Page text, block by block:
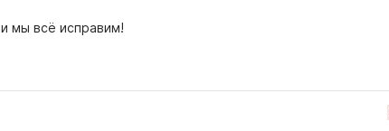
и мы всё исправим!